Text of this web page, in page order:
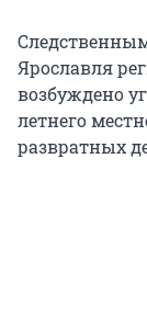
Ярославля
возбуждено
летнего
развратных